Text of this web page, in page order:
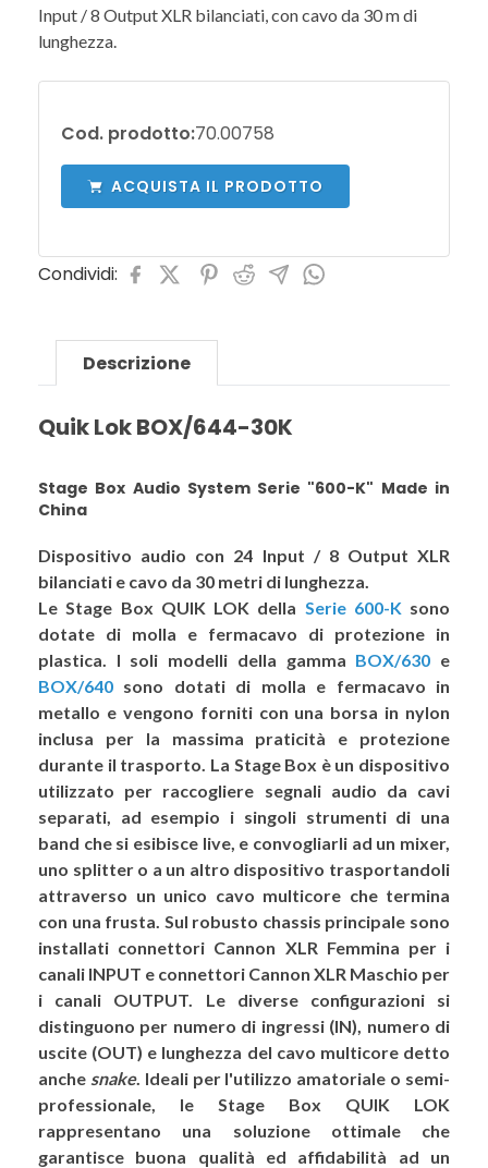
Input / 8 Output XLR bilanciati, con cavo da 30 m di
lunghezza.
Cod. prodotto:70.00758
ACQUISTA IL PRODOTTO
Condividi:
Descrizione
Quik Lok BOX/644-30K
Stage Box Audio System Serie "600-K" Made in
China
Dispositivo audio con 24 Input / 8 Output XLR
bilanciati e cavo da 30 metri di lunghezza.
LeStage Box QUIK LOK della Serie 600-K sono
dotate di molla e fermacavo di protezione in
plastica. I soli modelli della gamma BOX/630 e
BOX/640 sono dotati di molla e fermacavo in
metallo e vengono forniti con una borsa in nylon
inclusa per la massima praticità e protezione
durante il trasporto. La Stage Box è un dispositivo
utilizzato per raccogliere segnali audio da cavi
separati, ad esempio i singoli strumenti di una
band che si esibisce live, e convogliarli ad un mixer,
uno splitter o a un altro dispositivo trasportandoli
attraverso un unico cavo multicore che termina
con una frusta. Sul robusto chassis principale sono
installati connettori Cannon XLR Femmina per i
canali INPUT e connettori Cannon XLR Maschio per
i canali OUTPUT. Le diverse configurazioni si
distinguono per numero di ingressi (IN), numero di
uscite (OUT) e lunghezza del cavo multicore detto
anche snake. Ideali per l'utilizzo amatoriale o semi-
professionale, le Stage Box QUIK LOK
rappresentano una soluzione ottimale che
garantisce buona qualità ed affidabilità ad un